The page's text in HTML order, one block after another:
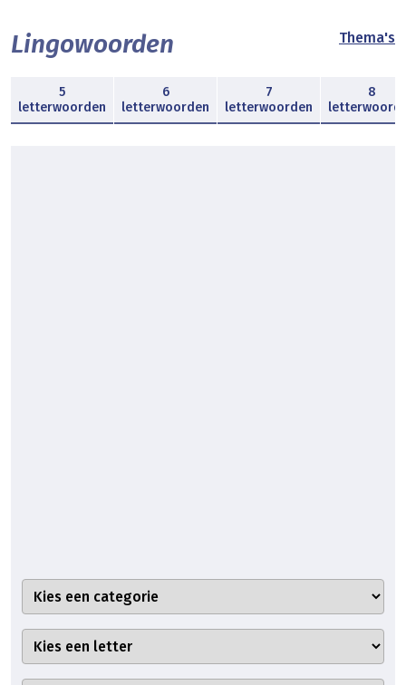
Lingowoorden Thema's
5
letterwoorden
6
letterwoorden
7
letterwoorden
8